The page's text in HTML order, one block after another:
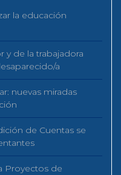
la educación
y de la trabajadora
a
nuevas miradas
de Cuentas se
Proyectos de